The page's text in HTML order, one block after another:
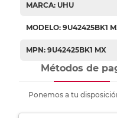
MARCA: UHU
MODELO: 9U42425BK1
MPN: 9U42425BK1 MX
Métodos de
Ponemos a tu